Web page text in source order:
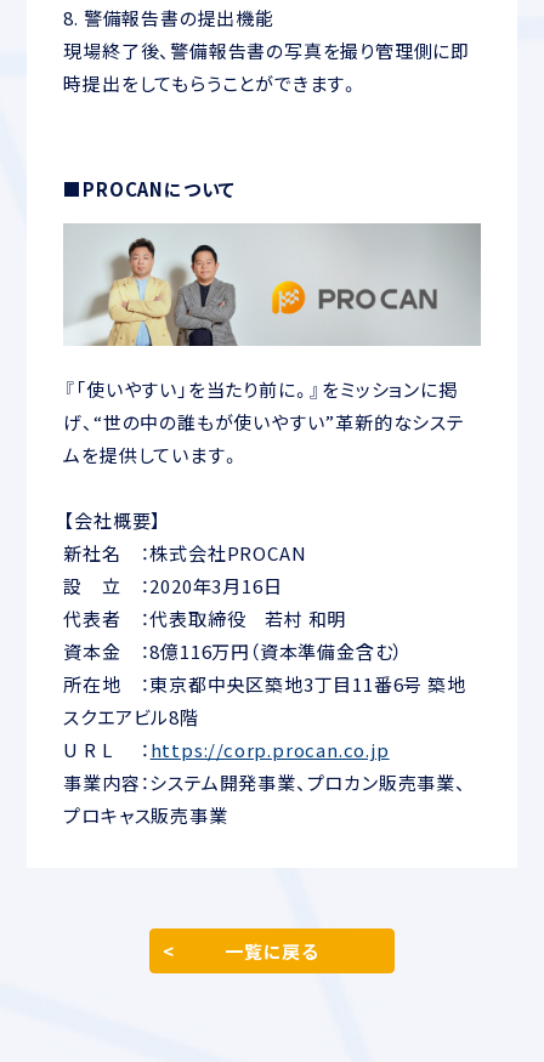
8. 警備報告書の提出機能
現場終了後、警備報告書の写真を撮り管理側に即
時提出をしてもらうことができます。
■PROCANについて
『「使いやすい」を当たり前に。』をミッションに掲
げ、“世の中の誰もが使いやすい”革新的なシステ
ムを提供しています。
【会社概要】
新社名 ：株式会社PROCAN
設 立 ：2020年3月16日
代表者 ：代表取締役 若村 和明
資本金 ：8億116万円（資本準備金含む）
所在地 ：東京都中央区築地3丁目11番6号 築地
スクエアビル8階
U R L ：https://corp.procan.co.jp
事業内容：システム開発事業、プロカン販売事業、
プロキャス販売事業
一覧に戻る